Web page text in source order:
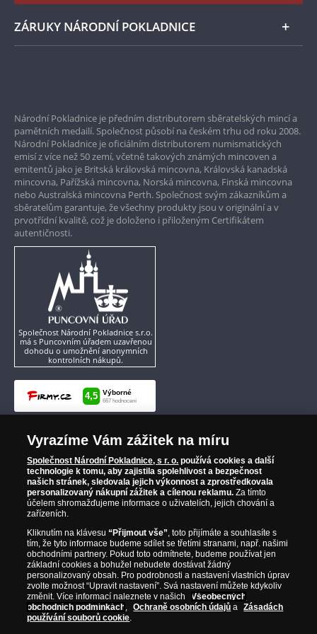
Instagram Národní Pokladnice
ZÁRUKY NÁRODNÍ POKLADNICE
Garance nejvyšší kvality
Pouze originální produkty
Národní Pokladnice je předním distributorem sběratelských mincí a
pamětních medailí. Společnost působí na českém trhu od roku 2008.
Národní Pokladnice je oficiálním distributorem numismatických
emisí z více než 50 zemí, včetně takových známých mincoven a
emitentů jako je Britská královská mincovna, Královská kanadská
mincovna, Pařížská mincovna, Norská mincovna, Finská mincovna
nebo Australská mincovna Perth. Společnost svým zákazníkům a
sběratelům garantuje, že všechny produkty jsou v originální a v
prvotřídní kvalitě, což je doloženo i přiloženým Certifikátem
autentičnosti.
Společnost Národní Pokladnice s.r.o.
má s Puncovním úřadem uzavřenou
dohodu o umožnění anonymních
kontrolních nákupů.
Vyrazíme Vám zážitek na míru
Společnost Národní Pokladnice, s r. o. používá cookies a další
technologie k tomu, aby zajistila spolehlivost a bezpečnost
našich stránek, sledovala jejich výkonnost a zprostředkovala
personalizovaný nákupní zážitek a cílenou reklamu. Za tímto
účelem shromažďujeme informace o uživatelích, jejich chování a
zařízeních.
Kliknutím na klávesu“Přijmout vše”, toto přijímáte a souhlasíte s
tím, že tyto informace budeme sdílet se třetími stranami, např. našimi
obchodními partnery. Pokud toto odmítnete, budeme používat jen
základní cookies a bohužel nebudete dostávat žádný
personalizovaný obsah. Pro podrobnosti a nastavení vlastních úprav
zvolte možnost “Upravit nastavení”. Svá nastavení můžete kdykoliv
změnit. Více informací naleznete v našich
Všeobecných
obchodních podmínkách , Ochraně osobních údajů a
Zásadách
používání souborů cookie.